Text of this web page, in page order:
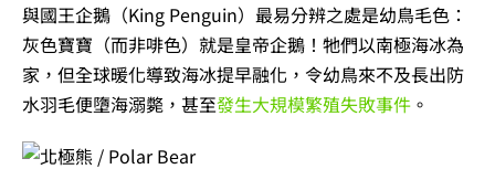
與國王企鵝（King Penguin）最易分辨之處是幼鳥毛色：
灰色寶寶（而非啡色）就是皇帝企鵝！牠們以南極海冰為
家，但全球暖化導致海冰提早融化，令幼鳥來不及長出防
水羽毛便墮海溺斃，甚至發生大規模繁殖失敗事件 。